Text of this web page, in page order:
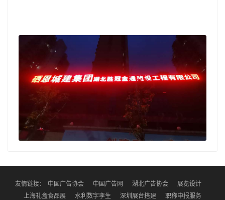
友情链接： 中国广告协会 中国广告网 湖北广告协会
展览设计
上海礼盒食品展
水利数字孪生 深圳展台搭建 职称申报服务